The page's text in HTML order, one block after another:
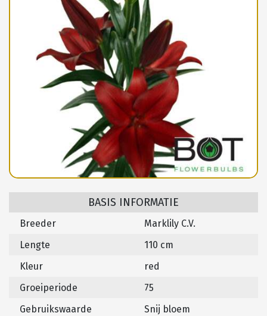
BASIS INFORMATIE
Breeder
Marklily C.V.
Lengte
110 cm
Kleur
red
Groeiperiode
75
Gebruikswaarde
Snij bloem